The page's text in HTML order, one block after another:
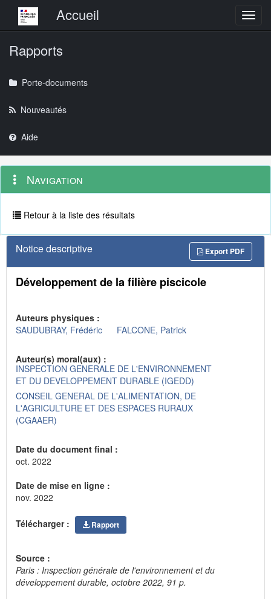
Menu principalAccueil
Rapports
Porte-documents
Nouveautés
Aide
Navigation
outils
Menu
contextuel
Navigation
Retour à la liste des résultats
Notice descriptive Export PDF
Développement de la filière piscicole
Auteurs physiques :
SAUDUBRAY, Frédéric
FALCONE, Patrick
Auteur(s) moral(aux) :
INSPECTION GENERALE DE L'ENVIRONNEMENT
ET DU DEVELOPPEMENT DURABLE (IGEDD)
CONSEIL GENERAL DE L'ALIMENTATION, DE
L'AGRICULTURE ET DES ESPACES RURAUX
(CGAAER)
Date du document final :
oct. 2022
Date de mise en ligne :
nov. 2022
Télécharger : Rapport
Source :
Paris : Inspection générale de l'environnement et du
développement durable, octobre 2022, 91 p.